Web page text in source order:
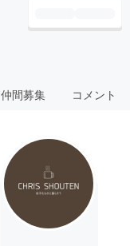
仲間募集 コメント